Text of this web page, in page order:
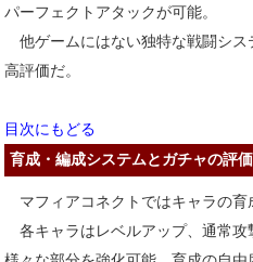
パーフェクトアタックが可能。
他ゲームにはない独特な戦闘シス
高評価だ。
目次にもどる
育成・編成システムとガチャの評価
マフィアコネクトではキャラの育
各キャラはレベルアップ、通常攻